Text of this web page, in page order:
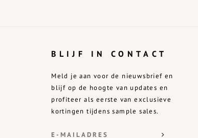
BLIJF IN CONTACT
Meld je aan voor de nieuwsbrief en
blijf op de hoogte van updates en
profiteer als eerste van exclusieve
kortingen tijdens sample sales.